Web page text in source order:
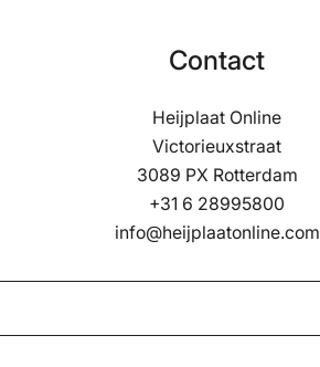
Contact
Heijplaat Online
Victorieuxstraat
3089 PX Rotterdam
+31 6 28995800
info@heijplaatonline.com